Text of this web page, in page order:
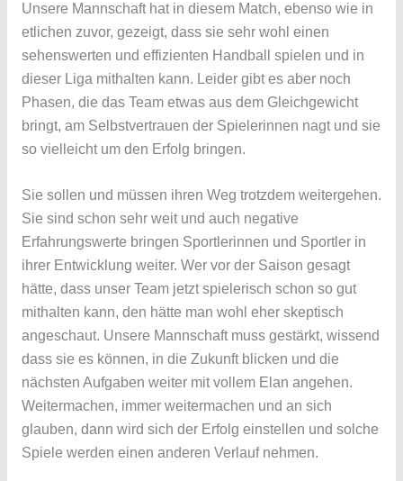
Unsere Mannschaft hat in diesem Match, ebenso wie in
etlichen zuvor, gezeigt, dass sie sehr wohl einen
sehenswerten und effizienten Handball spielen und in
dieser Liga mithalten kann. Leider gibt es aber noch
Phasen, die das Team etwas aus dem Gleichgewicht
bringt, am Selbstvertrauen der Spielerinnen nagt und sie
so vielleicht um den Erfolg bringen.
Sie sollen und müssen ihren Weg trotzdem weitergehen.
Sie sind schon sehr weit und auch negative
Erfahrungswerte bringen Sportlerinnen und Sportler in
ihrer Entwicklung weiter. Wer vor der Saison gesagt
hätte, dass unser Team jetzt spielerisch schon so gut
mithalten kann, den hätte man wohl eher skeptisch
angeschaut. Unsere Mannschaft muss gestärkt, wissend
dass sie es können, in die Zukunft blicken und die
nächsten Aufgaben weiter mit vollem Elan angehen.
Weitermachen, immer weitermachen und an sich
glauben, dann wird sich der Erfolg einstellen und solche
Spiele werden einen anderen Verlauf nehmen.